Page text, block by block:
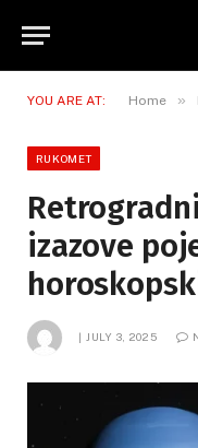
YOU ARE AT: Home »
RUKOMET
izazove
JULY 3, 2025